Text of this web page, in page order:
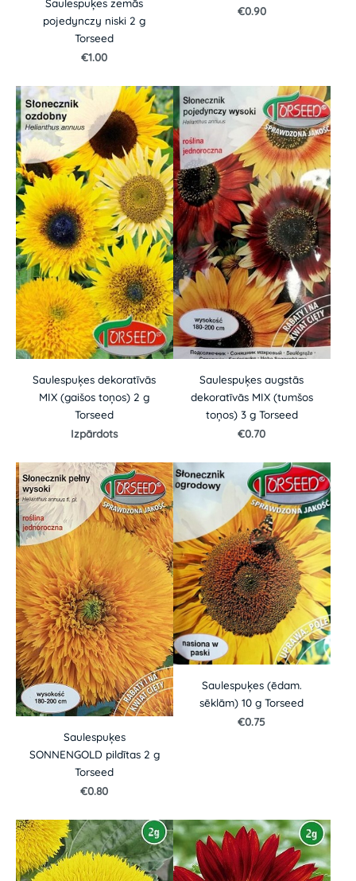
pojedynczy niski 2 g
Torseed
€1.00
€0.90
Saulespuķes dekoratīvās
MIX (gaišos toņos) 2 g
Torseed
Izpārdots
Saulespuķes augstās
dekoratīvās MIX (tumšos
toņos) 3 g Torseed
€0.70
Saulespuķes
SONNENGOLD pildītas 2 g
Torseed
€0.80
Saulespuķes (ēdam.
sēklām) 10 g Torseed
€0.75